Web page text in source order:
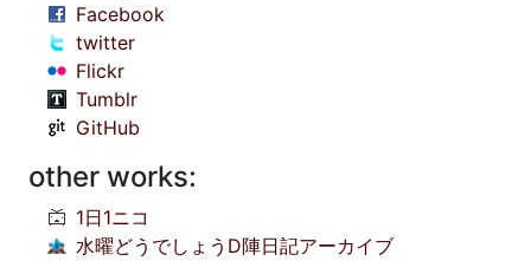
Facebook
twitter
Flickr
Tumblr
GitHub
other works:
1日1ニコ
水曜どうでしょうD陣日記アーカイブ